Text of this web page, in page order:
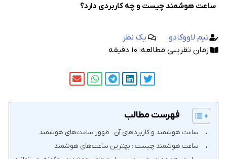
ساعت هوشمند چیست و چه کاربردی دارد؟
تیم لاووکادو
یک نظر
زمان تقریبی مطالعه: 10 دقیقه
فهرست مطالب
ساعت هوشمند و کاربردهای آن : ظهور ساعت‌های هوشمند
ساعت هوشمند چیست : بهترین ساعت‌های هوشمند